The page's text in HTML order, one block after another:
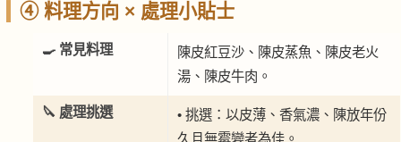
④ 料理方向 × 處理小貼士
🍳 常見料理
陳皮紅豆沙、陳皮蒸魚、陳皮老火
湯、陳皮牛肉。
🔪 處理挑選
• 挑選：以皮薄、香氣濃、陳放年份
久且無霉變者為佳。